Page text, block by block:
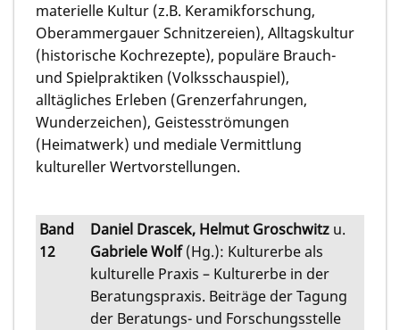
materielle Kultur (z.B. Keramikforschung,
Oberammergauer Schnitzereien), Alltagskultur
(historische Kochrezepte), populäre Brauch-
und Spielpraktiken (Volksschauspiel),
alltägliches Erleben (Grenzerfahrungen,
Wunderzeichen), Geistesströmungen
(Heimatwerk) und mediale Vermittlung
kultureller Wertvorstellungen.
Band
12
Daniel Drascek, Helmut Groschwitz u.
Gabriele Wolf(Hg.): Kulturerbe als
kulturelle Praxis – Kulturerbe in der
Beratungspraxis. Beiträge der Tagung
der Beratungs- und Forschungsstelle